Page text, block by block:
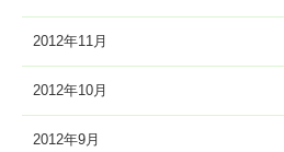
2012年11月
2012年10月
2012年9月